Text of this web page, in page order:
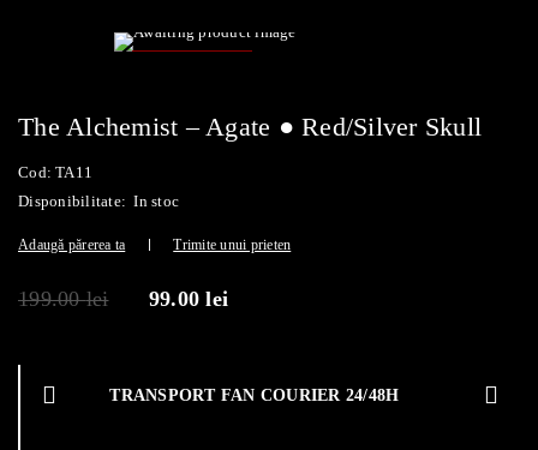
The Alchemist – Agate ● Red/Silver Skull
Cod: TA11
Disponibilitate: In stoc
Adaugă părerea ta Trimite unui prieten
199.00lei 99.00lei
TRANSPORT FAN COURIER 24/48H